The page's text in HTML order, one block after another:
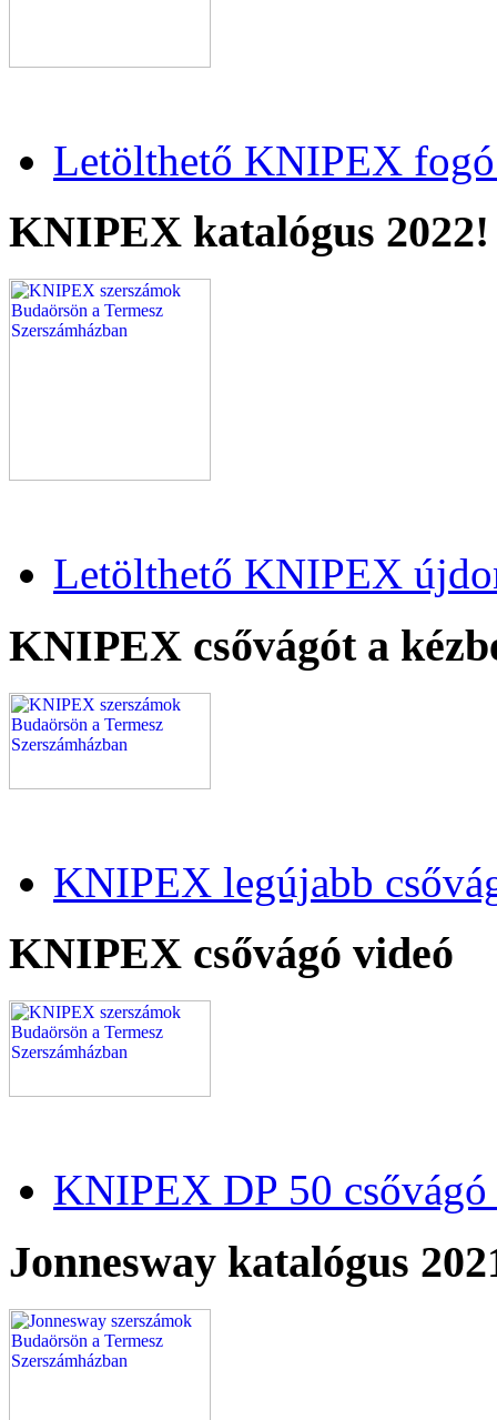
Letölthető KNIPEX fogó
KNIPEX katalógus 2022!
Letölthető KNIPEX
KNIPEX csővágót a
KNIPEX legújabb
KNIPEX csővágó videó
KNIPEX DP 50
Jonnesway katalógus